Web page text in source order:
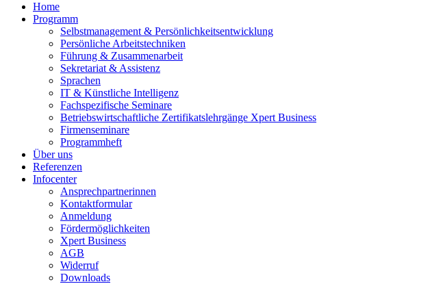
Home
Programm
Selbstmanagement & Persönlichkeitsentwicklung
Persönliche Arbeitstechniken
Führung & Zusammenarbeit
Sekretariat & Assistenz
Sprachen
IT & Künstliche Intelligenz
Fachspezifische Seminare
Betriebswirtschaftliche Zertifikatslehrgänge Xpert Business
Firmenseminare
Programmheft
Über uns
Referenzen
Infocenter
Ansprechpartnerinnen
Kontaktformular
Anmeldung
Fördermöglichkeiten
Xpert Business
AGB
Widerruf
Downloads